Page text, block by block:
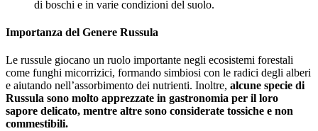
di boschi e in varie condizioni del suolo.
Importanza del Genere Russula
Le russule giocano un ruolo importante negli ecosistemi forestali
come funghi micorrizici, formando simbiosi con le radici degli alberi
e aiutando nell’assorbimento dei nutrienti. Inoltre, alcune specie di
Russula sono molto apprezzate in gastronomia per il loro
sapore delicato, mentre altre sono considerate tossiche e non
commestibili.